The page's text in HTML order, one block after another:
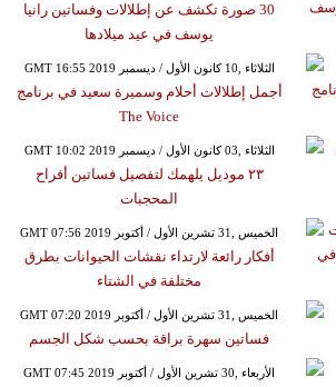
30 صورة تكشف عن إطلالات وفساتين رانيا
يوسف في عيد ميلادها
GMT 16:55 2019 الثلاثاء ,10 كانون الأول / ديسمبر
أجمل إطلالات أحلام وسميرة سعيد في برنامج
The Voice
GMT 10:02 2019 الثلاثاء ,03 كانون الأول / ديسمبر
٢٣ موديل يلهمك لتفصيل فساتين أفراح
المحجبات
GMT 07:56 2019 الخميس ,31 تشرين الأول / أكتوبر
أفكار رائعة لارتداء نقشات الحيوانات بطرق
مختلفة في الشتاء
GMT 07:20 2019 الخميس ,31 تشرين الأول / أكتوبر
فساتين سهرة براقة بحسب شكل الجسم
GMT 07:45 2019 الأربعاء ,30 تشرين الأول / أكتوبر